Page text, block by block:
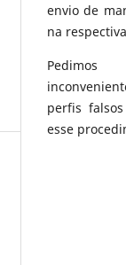
envio de
na
perfis
esse